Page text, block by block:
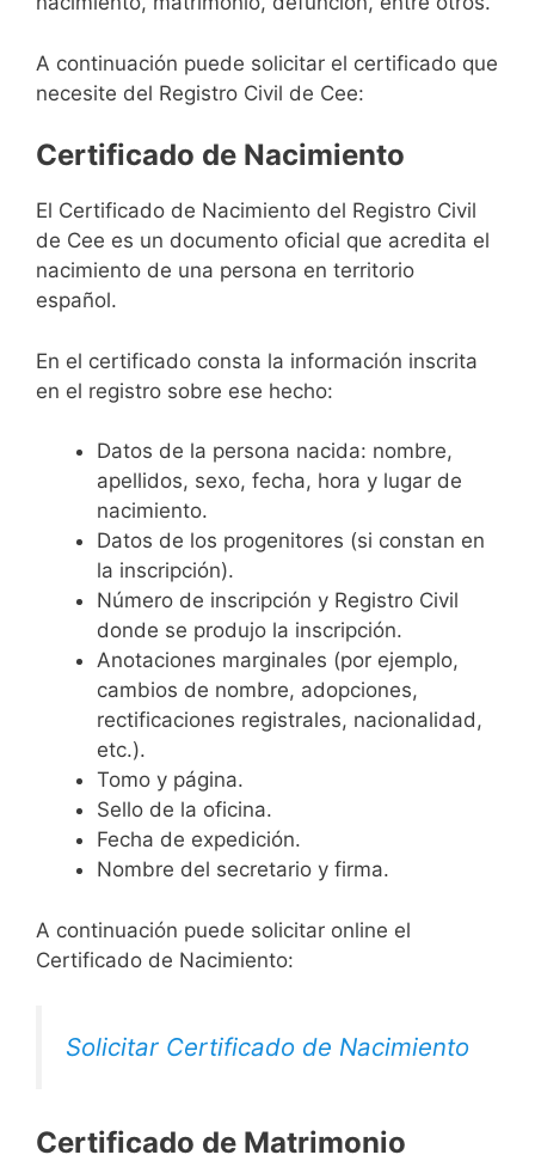
A continuación puede solicitar el certificado que
necesite del Registro Civil de Cee:
Certificado de Nacimiento
El Certificado de Nacimiento del Registro Civil
de Cee es un documento oficial que acredita el
nacimiento de una persona en territorio
español.
En el certificado consta la información inscrita
en el registro sobre ese hecho:
Datos de la persona nacida: nombre,
apellidos, sexo, fecha, hora y lugar de
nacimiento.
Datos de los progenitores (si constan en
la inscripción).
Número de inscripción y Registro Civil
donde se produjo la inscripción.
Anotaciones marginales (por ejemplo,
cambios de nombre, adopciones,
rectificaciones registrales, nacionalidad,
etc.).
Tomo y página.
Sello de la oficina.
Fecha de expedición.
Nombre del secretario y firma.
A continuación puede solicitar online el
Certificado de Nacimiento:
Solicitar Certificado de Nacimiento
Certificado de Matrimonio